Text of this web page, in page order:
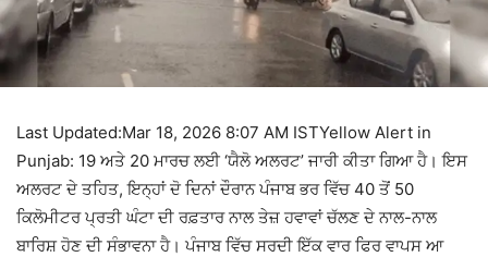
Last Updated:Mar 18, 2026 8:07 AM ISTYellow Alert in
Punjab: 19 ਅਤੇ 20 ਮਾਰਚ ਲਈ ‘ਯੈਲੋ ਅਲਰਟ’ ਜਾਰੀ ਕੀਤਾ ਗਿਆ ਹੈ। ਇਸ
ਅਲਰਟ ਦੇ ਤਹਿਤ, ਇਨ੍ਹਾਂ ਦੋ ਦਿਨਾਂ ਦੌਰਾਨ ਪੰਜਾਬ ਭਰ ਵਿੱਚ 40 ਤੋਂ 50
ਕਿਲੋਮੀਟਰ ਪ੍ਰਤੀ ਘੰਟਾ ਦੀ ਰਫ਼ਤਾਰ ਨਾਲ ਤੇਜ਼ ਹਵਾਵਾਂ ਚੱਲਣ ਦੇ ਨਾਲ-ਨਾਲ
ਬਾਰਿਸ਼ ਹੋਣ ਦੀ ਸੰਭਾਵਨਾ ਹੈ। ਪੰਜਾਬ ਵਿੱਚ ਸਰਦੀ ਇੱਕ ਵਾਰ ਫਿਰ ਵਾਪਸ ਆ